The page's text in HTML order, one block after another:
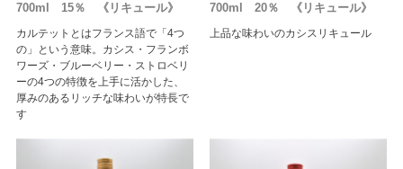
700ml 15％ 《リキュール》
カルテットとはフランス語で「4つ
の」という意味。カシス・フランボ
ワーズ・ブルーベリー・ストロベリ
ーの4つの特徴を上手に活かした、
厚みのあるリッチな味わいが特長で
す
700ml 20％ 《リキュール》
上品な味わいのカシスリキュール